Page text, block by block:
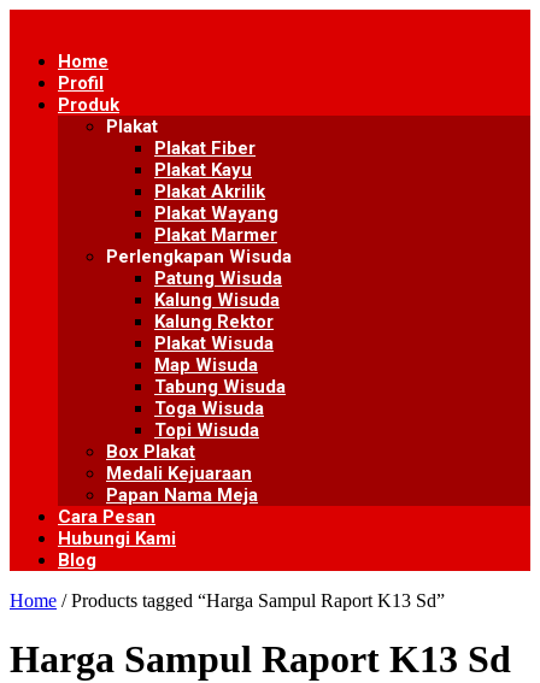
contentHome
Profil
Produk
Plakat
Plakat Fiber
Plakat Kayu
Plakat Akrilik
Plakat Wayang
Plakat Marmer
Perlengkapan Wisuda
Patung Wisuda
Kalung Wisuda
Kalung Rektor
Plakat Wisuda
Map Wisuda
Tabung Wisuda
Toga Wisuda
Topi Wisuda
Box Plakat
Medali Kejuaraan
Papan Nama Meja
Cara Pesan
Hubungi Kami
Blog
Home / Products tagged “Harga Sampul Raport K13 Sd”
Harga Sampul Raport K13 Sd